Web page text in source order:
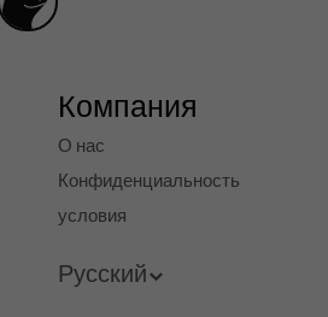
Компания
О нас
Конфиденциальность
условия
Русский